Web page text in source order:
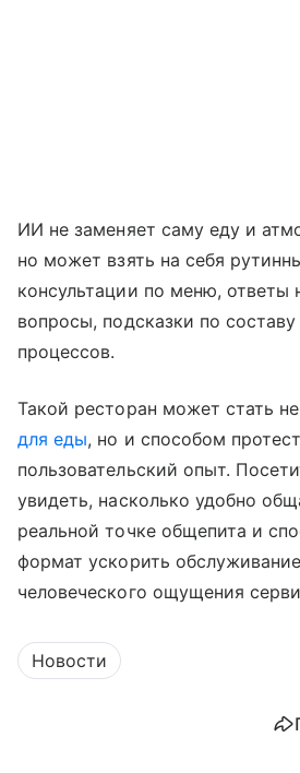
ИИ не заменяет саму еду и
но может взять на себя
консультации по меню, ответы
вопросы, подсказки по
процессов.
Такой ресторан может стать
для еды, но и способом
пользовательский опыт.
увидеть, насколько удобно
реальной точке общепита и
формат ускорить
человеческого ощущения
Новости